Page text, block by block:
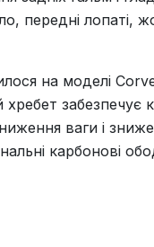
передні лопаті,
на моделі
забезпечує
ваги і
карбонові